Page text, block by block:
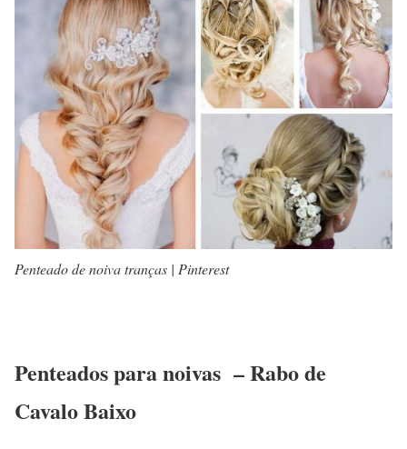
Penteado de noiva tranças | Pinterest
Penteados para noivas – Rabo de
Cavalo Baixo